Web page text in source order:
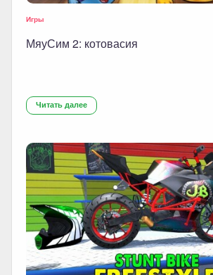
Игры
МяуСим 2: котовасия
Читать далее